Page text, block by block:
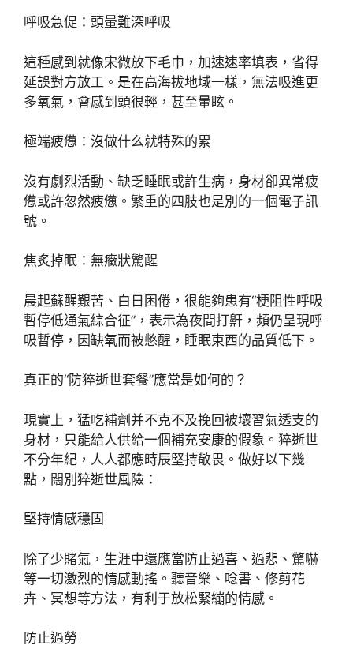
呼吸急促：頭暈難深呼吸
這種感到就像宋微放下毛巾，加速速率填表，省得
延誤對方放工。是在高海拔地域一樣，無法吸進更
多氧氣，會感到頭很輕，甚至暈眩。
極端疲憊：沒做什么就特殊的累
沒有劇烈活動、缺乏睡眠或許生病，身材卻異常疲
憊或許忽然疲憊。繁重的四肢也是別的一個電子訊
號。
焦炙掉眠：無癥狀驚醒
晨起蘇醒艱苦、白日困倦，很能夠患有“梗阻性呼吸
暫停低通氣綜合征”，表示為夜間打鼾，頻仍呈現呼
吸暫停，因缺氧而被憋醒，睡眠東西的品質低下。
真正的“防猝逝世套餐”應當是如何的？
現實上，猛吃補劑并不克不及挽回被壞習氣透支的
身材，只能給人供給一個補充安康的假象。猝逝世
不分年紀，人人都應時辰堅持敬畏。做好以下幾
點，闊別猝逝世風險：
堅持情感穩固
除了少賭氣，生涯中還應當防止過喜、過悲、驚嚇
等一切激烈的情感動搖。聽音樂、唸書、修剪花
卉、冥想等方法，有利于放松緊繃的情感。
防止過勞